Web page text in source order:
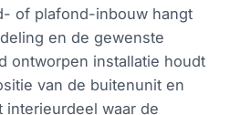
of plafond-inbouw hangt
en de gewenste
ontworpen installatie houdt
van de buitenunit en
interieurdeel waar de